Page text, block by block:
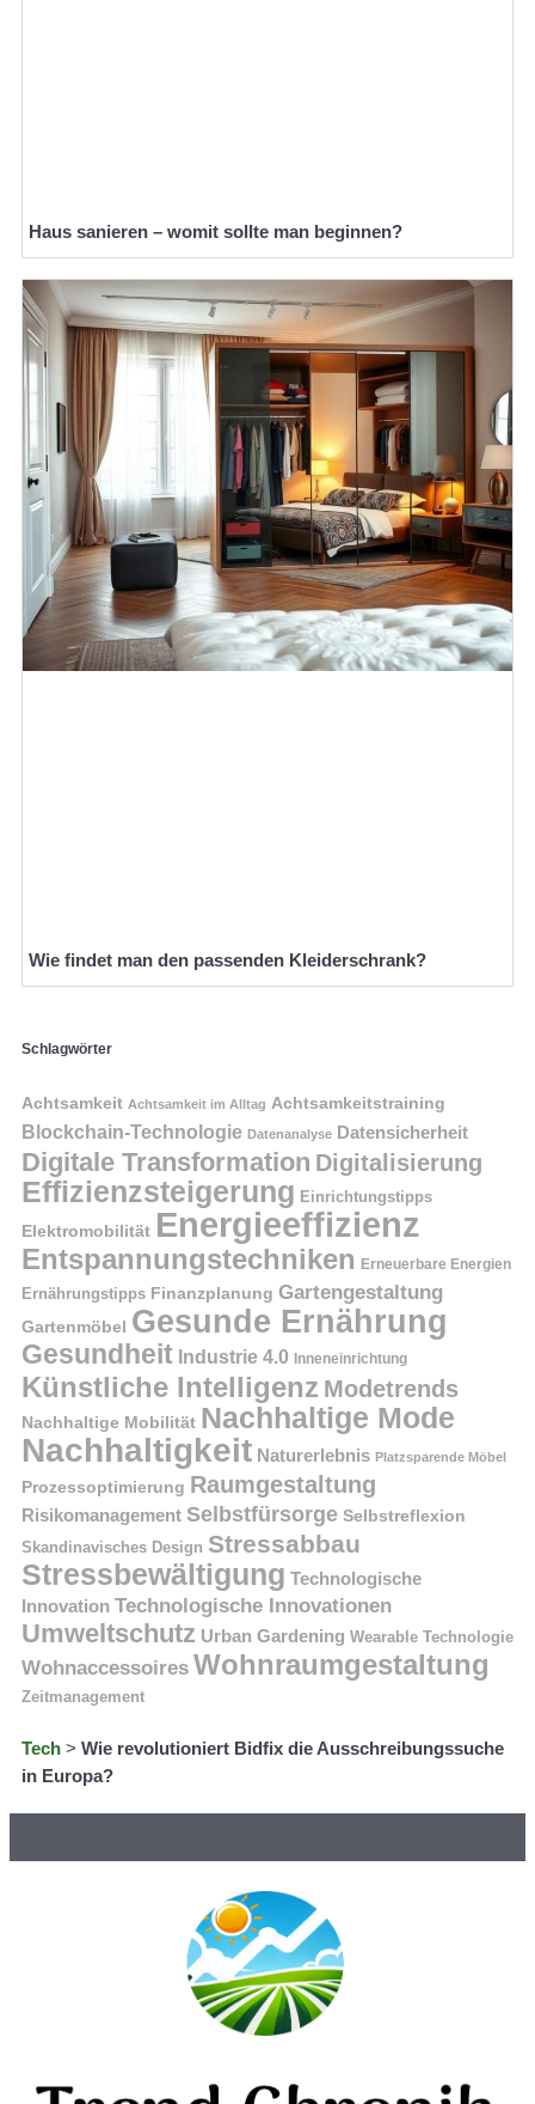
Haus sanieren – womit sollte man beginnen?
Wie findet man den passenden Kleiderschrank?
Schlagwörter
Achtsamkeit Achtsamkeit im Alltag Achtsamkeitstraining
Blockchain-Technologie Datenanalyse Datensicherheit
Digitale Transformation Digitalisierung
Effizienzsteigerung Einrichtungstipps
Elektromobilität Energieeffizienz
Entspannungstechniken Erneuerbare Energien
Ernährungstipps Finanzplanung Gartengestaltung
Gartenmöbel Gesunde Ernährung
Gesundheit Industrie 4.0 Inneneinrichtung
Künstliche Intelligenz Modetrends
Nachhaltige Mobilität Nachhaltige Mode
Nachhaltigkeit Naturerlebnis Platzsparende Möbel
Prozessoptimierung Raumgestaltung
Risikomanagement Selbstfürsorge Selbstreflexion
Skandinavisches Design Stressabbau
Stressbewältigung Technologische
Innovation Technologische Innovationen
Umweltschutz Urban Gardening Wearable Technologie
Wohnaccessoires Wohnraumgestaltung
Zeitmanagement
Tech > Wie revolutioniert Bidfix die Ausschreibungssuche
in Europa?